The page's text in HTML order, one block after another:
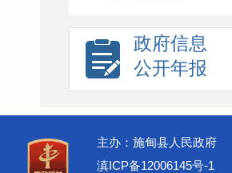
政府信息
公开年报
主办：施甸县人民政府
滇ICP备12006145号-1